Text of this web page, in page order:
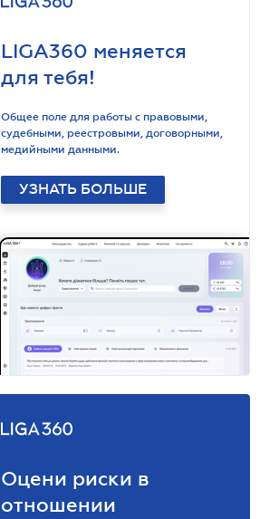
LIGA360 меняется
для тебя!
Общее поле для работы с правовыми,
судебными, реестровыми, договорными,
медийными данными.
УЗНАТЬ БОЛЬШЕ
Оцени риски в
отношении